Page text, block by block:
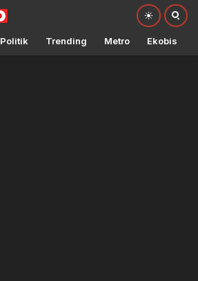
Politik Trending Metro Ekobis